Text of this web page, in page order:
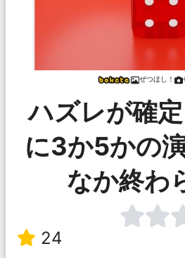
ぜつほし！
ハズレが確
に3か5かの
なか終わ
24